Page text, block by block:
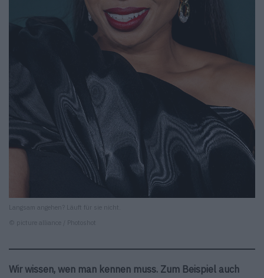
Langsam angehen? Läuft für sie nicht.
© picture alliance / Photoshot
Wir wissen, wen man kennen muss. Zum Beispiel auch